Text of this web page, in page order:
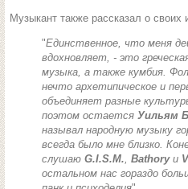
Музыкант также рассказал о своих
"Единственное, что меня
вдохновляет, - это
музыка, а также кумбия.
нечто архетипическое и
объединяет разные
поэтом остается Уильям
называл народную музыку
всегда было мне близко.
слушаю G.I.S.M., Bathory и
остальном нас гораздо